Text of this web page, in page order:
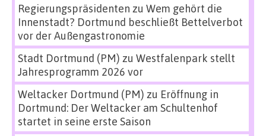
Regierungspräsidenten zu Wem gehört die
Innenstadt? Dortmund beschließt Bettelverbot
vor der Außengastronomie
Stadt Dortmund (PM) zu Westfalenpark stellt
Jahresprogramm 2026 vor
Weltacker Dortmund (PM) zu Eröffnung in
Dortmund: Der Weltacker am Schultenhof
startet in seine erste Saison